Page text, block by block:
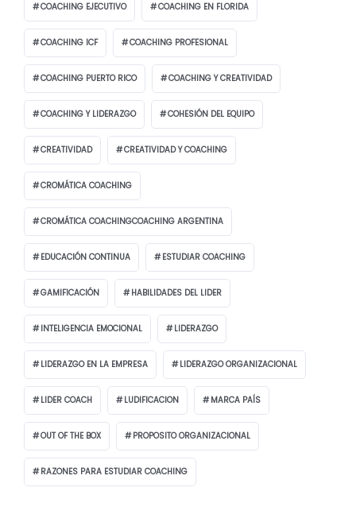
COACHING EJECUTIVO COACHING EN FLORIDA
COACHING ICF COACHING PROFESIONAL
COACHING PUERTO RICO COACHING Y CREATIVIDAD
COACHING Y LIDERAZGO COHESIÓN DEL EQUIPO
CREATIVIDAD CREATIVIDAD Y COACHING
CROMÁTICA COACHING
CROMÁTICA COACHINGCOACHING ARGENTINA
EDUCACIÓN CONTINUA ESTUDIAR COACHING
GAMIFICACIÓN HABILIDADES DEL LIDER
INTELIGENCIA EMOCIONAL LIDERAZGO
LIDERAZGO EN LA EMPRESA LIDERAZGO ORGANIZACIONAL
LIDER COACH LUDIFICACION MARCA PAÍS
OUT OF THE BOX PROPOSITO ORGANIZACIONAL
RAZONES PARA ESTUDIAR COACHING